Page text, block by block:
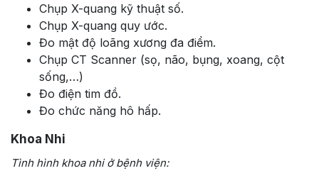
Chụp X-quang kỹ thuật số.
Chụp X-quang quy ước.
Đo mật độ loãng xương đa điểm.
Chụp CT Scanner (sọ, não, bụng, xoang, cột
sống,…)
Đo điện tim đồ.
Đo chức năng hô hấp.
Khoa Nhi
Tình hình khoa nhi ở bệnh viện: